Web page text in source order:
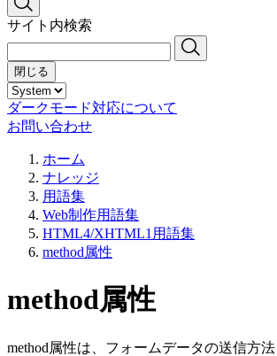
サイト内検索
閉じる
ダークモード対応について
お問い合わせ
ホーム
ナレッジ
用語集
Web制作用語集
HTML4/XHTML1用語集
method属性
method属性
method属性は、フォームデータの送信方